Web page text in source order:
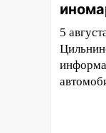
23:20
20:04
на
5